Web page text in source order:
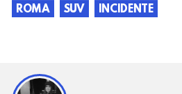
ROMA SUV INCIDENTE